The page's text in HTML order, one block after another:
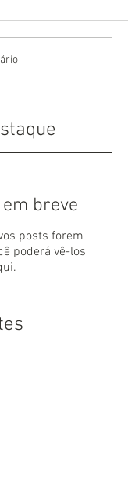
breve
posts forem
poderá vê-los